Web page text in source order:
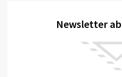
Newsletter